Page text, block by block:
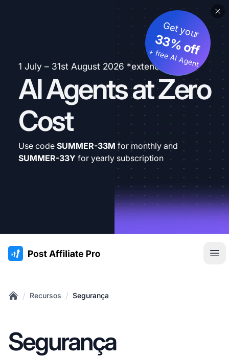
1 July – 31st August 2026 *extended
AI Agents at Zero
Cost
Get your
33% off
+ free AI Agent
Use code SUMMER-33M for monthly and
SUMMER-33Y for yearly subscription
:site.title
/ Recursos / Segurança
Segurança